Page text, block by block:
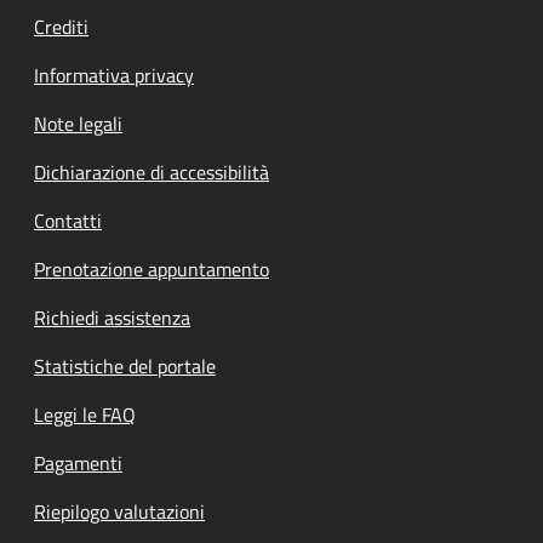
Crediti
Informativa privacy
Note legali
Dichiarazione di accessibilità
Contatti
Prenotazione appuntamento
Richiedi assistenza
Statistiche del portale
Leggi le FAQ
Pagamenti
Riepilogo valutazioni